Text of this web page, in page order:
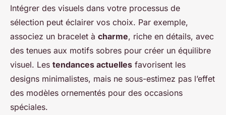
Intégrer des visuels dans votre processus de
sélection peut éclairer vos choix. Par exemple,
associez un bracelet à charme, riche en détails, avec
des tenues aux motifs sobres pour créer un équilibre
visuel. Les tendances actuelles favorisent les
designs minimalistes, mais ne sous-estimez pas l’effet
des modèles ornementés pour des occasions
spéciales.